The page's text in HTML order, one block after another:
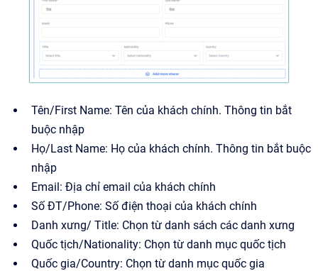
Tên/First Name: Tên của khách chính. Thông tin bắt
buộc nhập
Họ/Last Name: Họ của khách chính. Thông tin bắt buộc
nhập
Email: Địa chỉ email của khách chính
Số ĐT/Phone: Số điện thoại của khách chính
Danh xưng/ Title: Chọn từ danh sách các danh xưng
Quốc tịch/Nationality: Chọn từ danh mục quốc tịch
Quốc gia/Country: Chọn từ danh mục quốc gia